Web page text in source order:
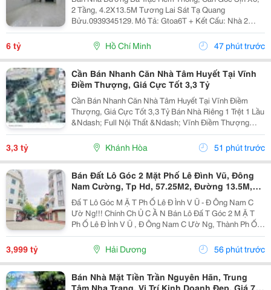
2 Tầng, 4.2X13.5M Tương Lai Sát Tạ Quang
Bửu.0939345129. Mô Tả: Gtoa6T + Kết Cấu: Nhà 2
Tầng Btct Kiên Cố, 2 Phòng. + Vị Trí: Ngay Dương Bá
Trạc Thông Tạ Quang Bửu, Âu Dương Lân, Nguyễn Thị
Tần, Dạ...
6 tỷ Hồ Chí Minh 47 phút trước
Cần Bán Nhanh Căn Nhà Tâm Huyết Tại Vĩnh
Điềm Thượng, Giá Cực Tốt 3,3 Tỷ
Cần Bán Nhanh Căn Nhà Tâm Huyết Tại Vĩnh Điềm
Thượng, Giá Cực Tốt 3,3 Tỷ Bán Nhà Riêng 1 Trệt 1 Lầu
&Ndash; Full Nội Thất &Ndash; Vĩnh Điềm Thượng
&Ndash; Gần 23/10 Vị Trí: Thôn Vĩnh Điềm Thượng,
Cách Đường 23/10 Chỉ 50M Hẻm Thông Thoáng, Kết...
3,3 tỷ Khánh Hòa 51 phút trước
Bán Đất Lô Góc 2 Mặt Phố Lê Đình Vũ, Đông
Nam Cường, Tp Hd, 57.25M2, Đường 13.5M,
3.X Tỷ
Đấ T Lô Góc M Ặ T Ph Ố Lê Đ Ình V Ũ - Đ Ông Nam C
Ườ Ng!!! Chính Ch Ủ C Ầ N Bán Lô Đấ T Góc 2 M Ặ T
Ph Ố Lê Đ Ình V Ũ , Đ Ông Nam C Ườ Ng, Thành Ph Ố H
Ả I D Ươ Ng - Di Ệ N Tích 57.25M2, H Ướ Ng Tây, Tây B
3,999 tỷ Hải Dương 56 phút trước
Bán Nhà Mặt Tiền Trần Nguyên Hãn, Trung
Tâm Nha Trang, Vị Trí Kinh Doanh Đẹp, Giá 7,4